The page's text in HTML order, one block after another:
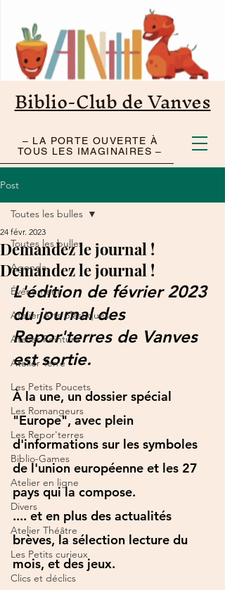
– LA PORTE OUVERTE À
TOUS LES IMAGINAIRES –
Biblio-Club de Vanves
Post
Toutes les bulles
Agenda
Événement
Atelier Arts plastiques
Atelier Peinture
Atelier Terre
Les Petits Poucets
Les Romangeurs
Les Repor'terres
Biblio-Games
Atelier en ligne
Divers
Atelier Théâtre
Les Petits curieux
Clics et déclics
Toutes les bulles
Demandez le journal !
Demandez le journal !
24 févr. 2023
L'édition de février 2023
du journal des
Repor'terres de Vanves
est sortie.
À la une, un dossier spécial
"Europe", avec plein
d'informations sur les symboles
de l'union européenne et les 27
pays qui la compose.
.... et en plus des actualités
brèves, la sélection lecture du
mois, et des jeux.